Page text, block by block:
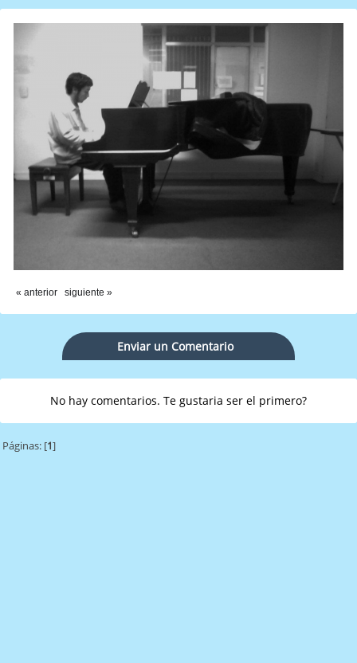
« anterior siguiente »
Enviar un Comentario
No hay comentarios. Te gustaria ser el primero?
Páginas: [1]